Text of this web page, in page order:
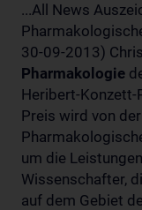
...All News
30-09-2013)
Pharmakologie
Heribert-Konzett-
Preis wird von
um die
Wissenschafter,
auf dem Gebiet